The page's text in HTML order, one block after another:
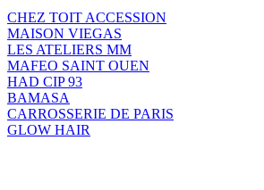
CHEZ TOIT ACCESSION
MAISON VIEGAS
LES ATELIERS MM
MAFEO SAINT OUEN
HAD CIP 93
BAMASA
CARROSSERIE DE PARIS
GLOW HAIR